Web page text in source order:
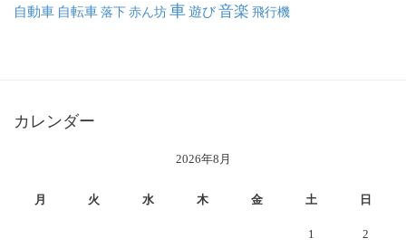
自動車 自転車落下赤ん坊車遊び音楽 飛行機
カレンダー
2026年8月
月 火 水 木 金 土 日
1 2